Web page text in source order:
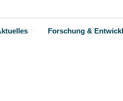
Forschung &